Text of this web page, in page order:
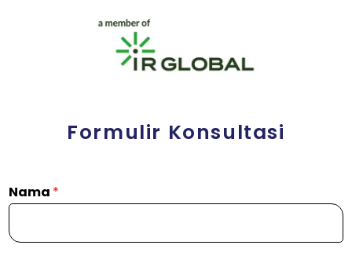
Formulir Konsultasi
Nama *